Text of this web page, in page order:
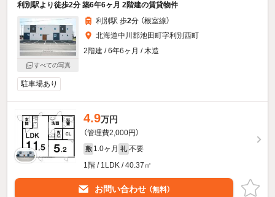
利別駅より徒歩2分 築6年6ヶ月 2階建の賃貸物件
すべての写真
利別駅 歩2分 （根室線）
北海道中川郡池田町字利別西町
2階建 / 6年6ヶ月 / 木造
駐車場あり
4.9万円
（管理費2,000円）
敷 1.0ヶ月 礼 不要
1階 / 1LDK / 40.37㎡
お問い合わせ （無料）